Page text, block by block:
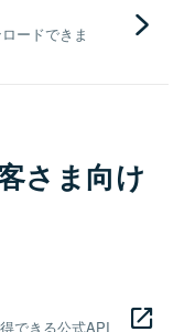
ードできま
さま向け
できる公式API